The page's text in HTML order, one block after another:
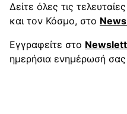
Δείτε όλες τις τελευταίες
και τον Κόσμο, στο
Εγγραφείτε στο
ημερήσια ενημέρωσή σας